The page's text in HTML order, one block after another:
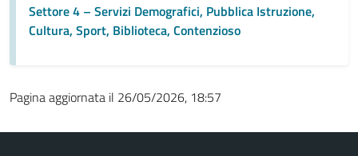
Settore 4 – Servizi Demografici, Pubblica Istruzione,
Cultura, Sport, Biblioteca, Contenzioso
Pagina aggiornata il 26/05/2026, 18:57